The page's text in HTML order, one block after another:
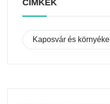
CÍMKÉK
Kaposvár és környéke